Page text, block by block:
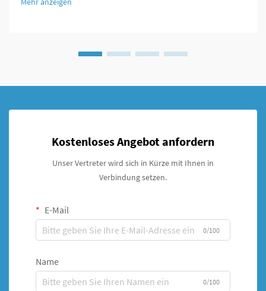
gebrochene Bereiche zu stabilisieren und Deformitäten zu
Kostenloses Angebot anfordern
Unser Vertreter wird sich in Kürze mit Ihnen in
Verbindung setzen.
E-Mail
0/100
Name
0/100